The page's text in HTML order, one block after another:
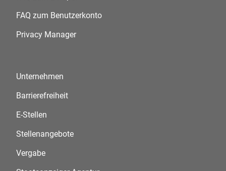
FAQ zum Benutzerkonto
Privacy Manager
Unternehmen
Barrierefreiheit
E-Stellen
Stellenangebote
Vergabe